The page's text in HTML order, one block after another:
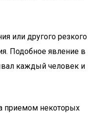
или другого резкого
Подобное явление в
каждый человек и
приемом некоторых